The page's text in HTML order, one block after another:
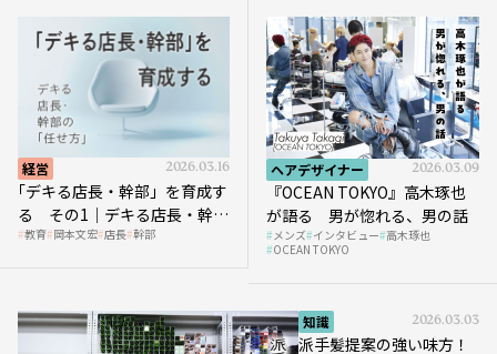
経営 2026.03.16
｢デキる店長・幹部」を育成す
る その1｜デキる店長・幹部
の「任せ方」
教育 岡本文宏 店長 幹部
ヘアデザイナー 2026.03.09
『OCEAN TOKYO』高木琢也
が語る 男が惚れる、男の話
メンズ インタビュー 高木琢也
OCEAN TOKYO
知識 2026.03.03
派手髪提案の強い味方！